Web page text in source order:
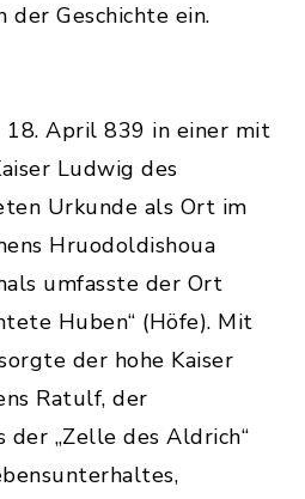
der Geschichte ein.
April 839 in einer mit
Ludwig des
Urkunde als Ort im
Hruodoldishoua
umfasste der Ort
Huben“ (Höfe). Mit
der hohe Kaiser
Ratulf, der
der „Zelle des Aldrich“